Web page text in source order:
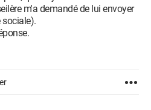
m'a demandé de lui envoyer